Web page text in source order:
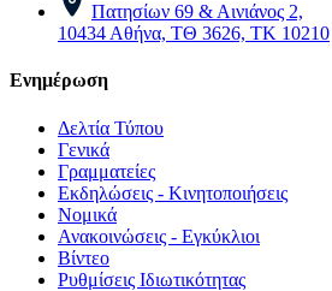
Πατησίων 69 & Αινιάνος 2,
10434 Αθήνα, ΤΘ 3626, ΤΚ 10210
Ενημέρωση
Δελτία Τύπου
Γενικά
Γραμματείες
Εκδηλώσεις - Κινητοποιήσεις
Νομικά
Ανακοινώσεις - Εγκύκλιοι
Βίντεο
Ρυθμίσεις Ιδιωτικότητας